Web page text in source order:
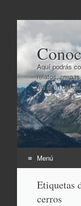
Aquí podrás
relatos,
en el fin del
Menú
contenido
Etiquetas
cerros